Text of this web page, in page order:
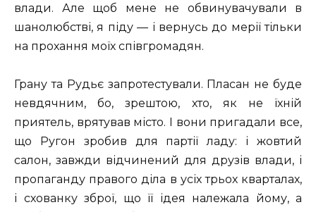
влади. Але щоб мене не обвинувачували в
шанолюбстві, я піду — і вернусь до мерії тільки
на прохання моїх співгромадян.
Грану та Рудьє запротестували. Пласан не буде
невдячним, бо, зрештою, хто, як не їхній
приятель, врятував місто. І вони пригадали все,
що Ругон зробив для партії ладу: і жовтий
салон, завжди відчинений для друзів влади, і
пропаганду правого діла в усіх трьох кварталах,
і схованку зброї, що її ідея належала йому, а